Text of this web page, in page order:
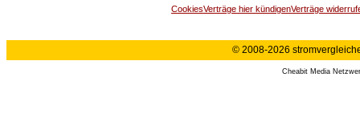
CookiesVerträge hier kündigenVerträge
© 2008-2026
Cheabit Media